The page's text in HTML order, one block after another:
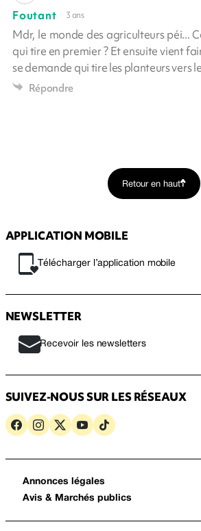
Foutant 3 ans
Mdr, le monde des agriculteurs péi...
qui tire en premier ? Et ensuite vient
se demande qui tire les planteurs vers
Répondre
Retour en haut
APPLICATION MOBILE
Télécharger l’application mobile
NEWSLETTER
Recevoir les newsletters
SUIVEZ-NOUS SUR LES RÉSEAUX
Annonces légales
Avis & Marchés publics